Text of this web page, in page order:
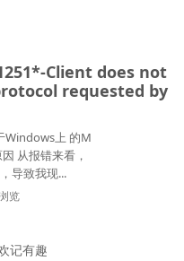
Client does not
requested by
上 的M
从报错来看，
导致我现...
览
记有趣